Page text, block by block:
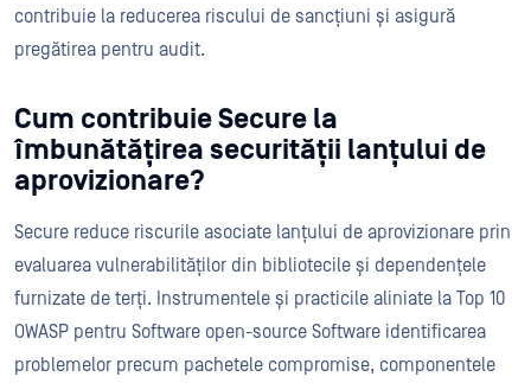
contribuie la reducerea riscului de sancțiuni și asigură
pregătirea pentru audit.
Cum contribuie Secure la
îmbunătățirea securității lanțului de
aprovizionare?
Secure reduce riscurile asociate lanțului de aprovizionare prin
evaluarea vulnerabilităților din bibliotecile și dependențele
furnizate de terți. Instrumentele și practicile aliniate la Top 10
OWASP pentru Software open-source Software identificarea
problemelor precum pachetele compromise, componentele